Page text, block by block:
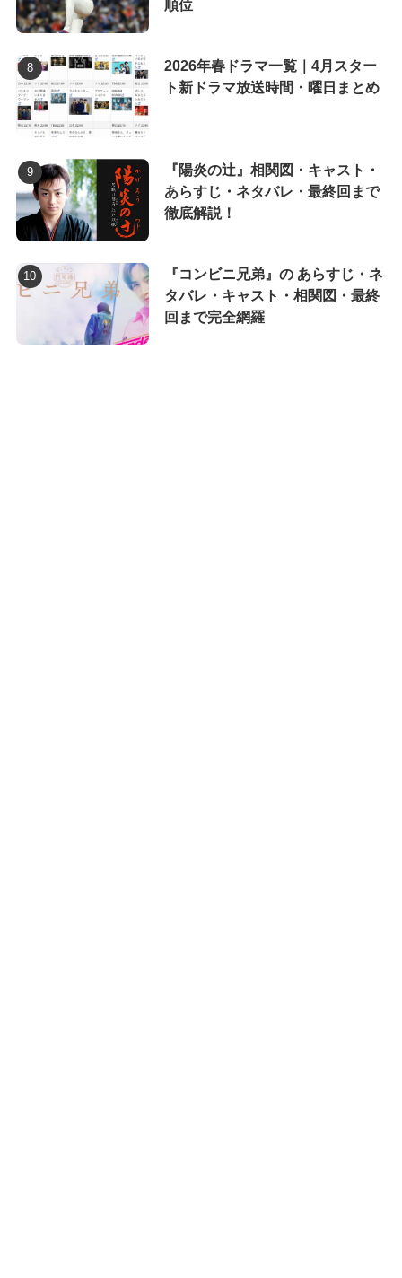
順位
2026年春ドラマ一覧｜4月スター
ト新ドラマ放送時間・曜日まとめ
『陽炎の辻』相関図・キャスト・
あらすじ・ネタバレ・最終回まで
徹底解説！
『コンビニ兄弟』の あらすじ・ネ
タバレ・キャスト・相関図・最終
回まで完全網羅